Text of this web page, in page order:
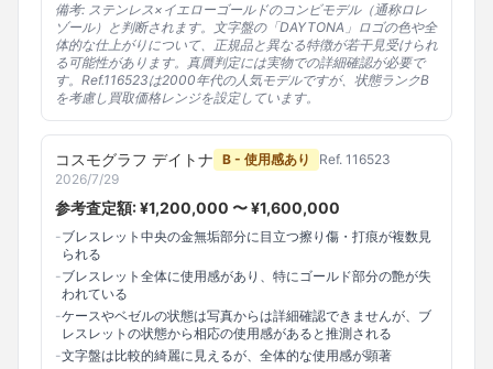
備考: ステンレス×イエローゴールドのコンビモデル（通称ロレ
ゾール）と判断されます。文字盤の「DAYTONA」ロゴの色や全
体的な仕上がりについて、正規品と異なる特徴が若干見受けられ
る可能性があります。真贋判定には実物での詳細確認が必要で
す。Ref.116523は2000年代の人気モデルですが、状態ランクB
を考慮し買取価格レンジを設定しています。
コスモグラフ デイトナ B - 使用感あり Ref. 116523
2026/7/29
参考査定額: ¥1,200,000 〜 ¥1,600,000
-ブレスレット中央の金無垢部分に目立つ擦り傷・打痕が複数見
られる
-ブレスレット全体に使用感があり、特にゴールド部分の艶が失
われている
-ケースやベゼルの状態は写真からは詳細確認できませんが、ブ
レスレットの状態から相応の使用感があると推測される
-文字盤は比較的綺麗に見えるが、全体的な使用感が顕著